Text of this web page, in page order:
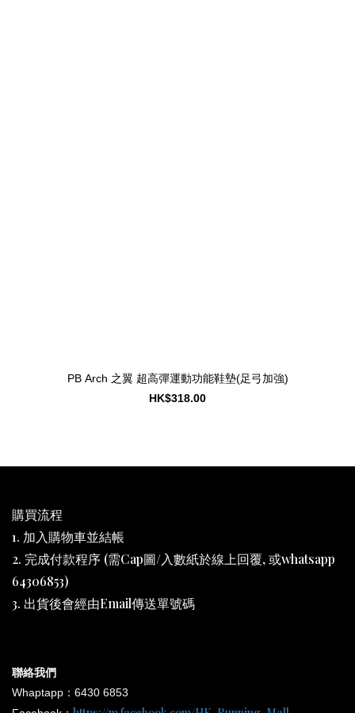
PB Arch 之翼 超高彈運動功能鞋墊(足弓加強)
HK$318.00
購買流程
1. 加入購物車並結帳
2. 完成付款程序 (需Cap圖/入數紙於線上回覆, 或whatsapp
64306853)
3. 出貨後會經由Email傳送單號碼
聯絡我們
Whaptapp：6430 6853